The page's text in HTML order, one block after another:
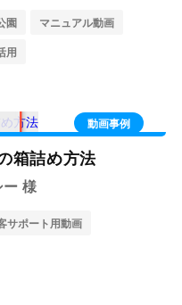
園
マニュアル動画
用
動画事例
箱詰め方法
様
サポート用動画